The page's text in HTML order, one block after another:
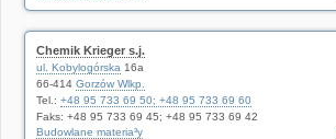
Chemik Krieger s.j.
ul. Kobylogórska 16a
66-414 Gorzów Wlkp.
Tel.: +48 95 733 69 50; +48 95 733 69 60
Faks: +48 95 733 69 45; +48 95 733 69 42
Budowlane materia³y